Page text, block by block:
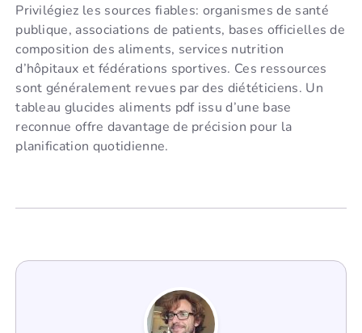
Privilégiez les sources fiables: organismes de santé
publique, associations de patients, bases officielles de
composition des aliments, services nutrition
d’hôpitaux et fédérations sportives. Ces ressources
sont généralement revues par des diététiciens. Un
tableau glucides aliments pdf issu d’une base
reconnue offre davantage de précision pour la
planification quotidienne.